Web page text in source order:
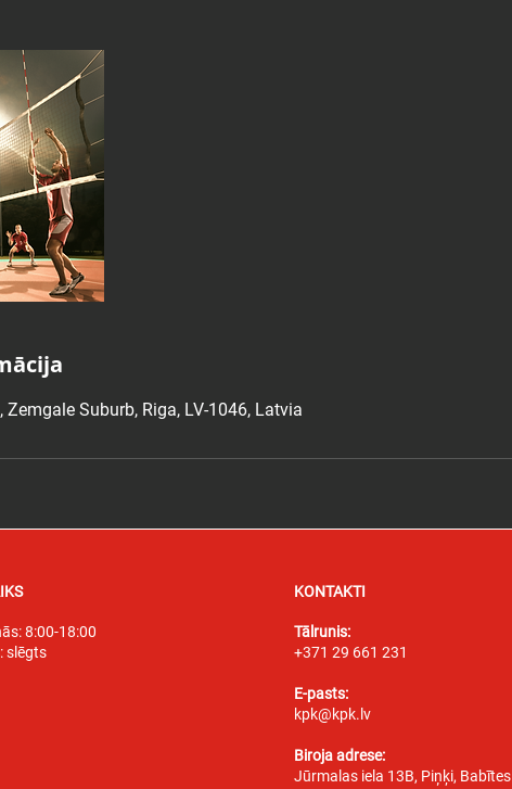
Zemgale Suburb, Riga, LV-1046, Latvia
8:00-18:00
slēgts
KONTAKTI
Tālrunis:
+371 29 661 231
E-pasts:
kpk@kpk.lv
Biroja adrese:
Jūrmalas iela 13B, Piņķi, Babītes